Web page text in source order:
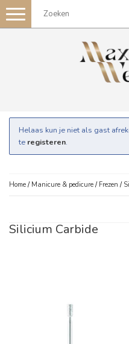
Toggle
navigation
Helaas kun je niet als gast
te registeren.
Home / Manicure & pedicure / Frezen /
Silicium Carbide